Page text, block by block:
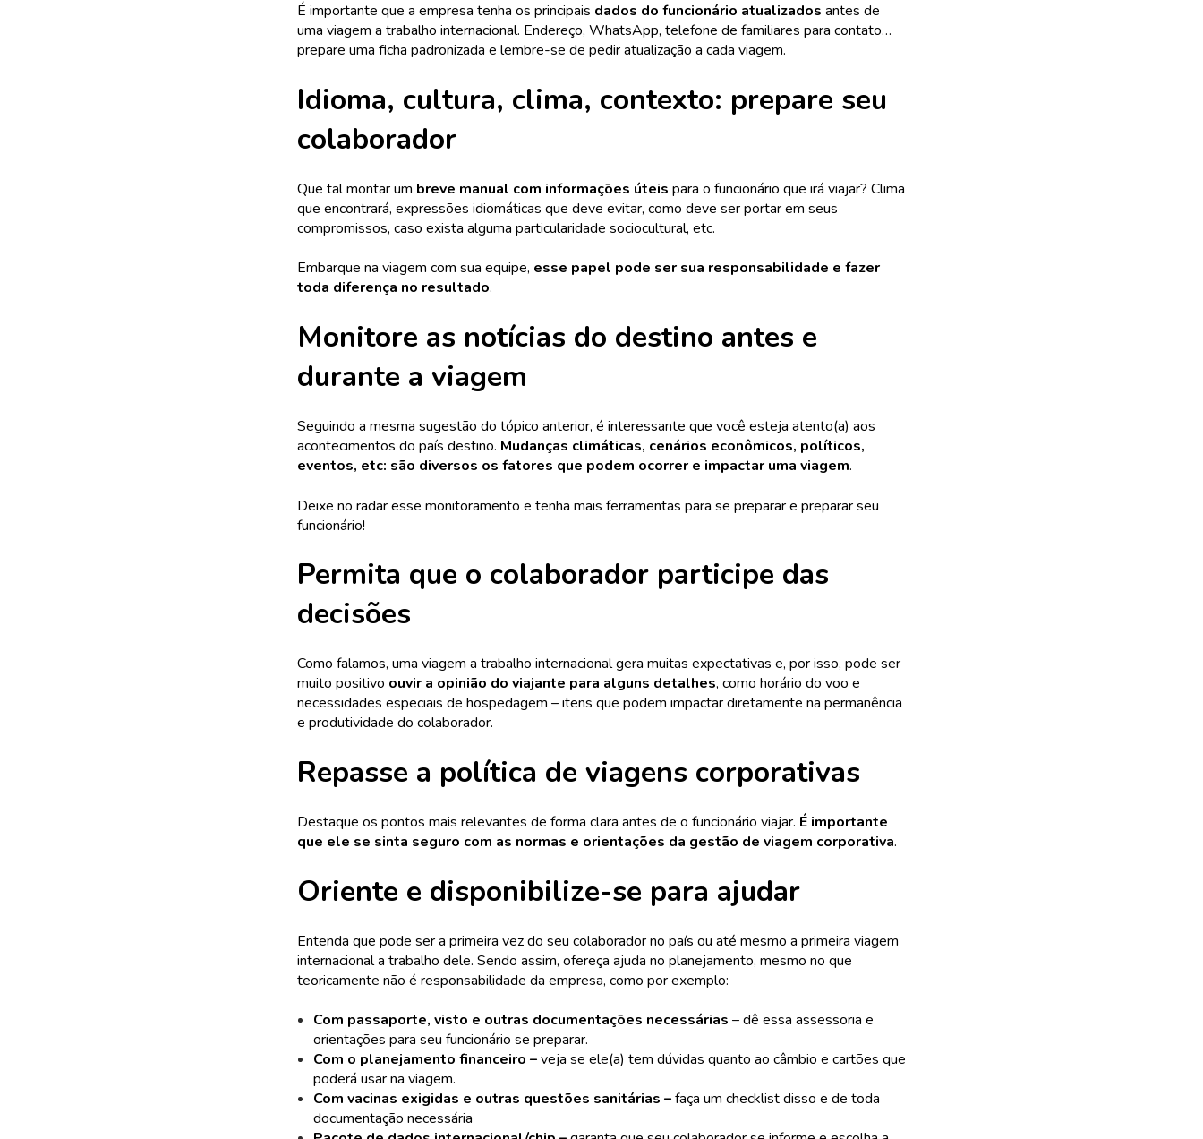
É importante que a empresa tenha os principais dados do funcionário atualizados antes de
uma viagem a trabalho internacional. Endereço, WhatsApp, telefone de familiares para contato…
prepare uma ficha padronizada e lembre-se de pedir atualização a cada viagem.
Idioma, cultura, clima, contexto: prepare seu
colaborador
Que tal montar um breve manual com informações úteis para o funcionário que irá viajar? Clima
que encontrará, expressões idiomáticas que deve evitar, como deve ser portar em seus
compromissos, caso exista alguma particularidade sociocultural, etc.
Embarque na viagem com sua equipe, esse papel pode ser sua responsabilidade e fazer
toda diferença no resultado.
Monitore as notícias do destino antes e
durante a viagem
Seguindo a mesma sugestão do tópico anterior, é interessante que você esteja atento(a) aos
acontecimentos do país destino. Mudanças climáticas, cenários econômicos, políticos,
eventos, etc: são diversos os fatores que podem ocorrer e impactar uma viagem.
Deixe no radar esse monitoramento e tenha mais ferramentas para se preparar e preparar seu
funcionário!
Permita que o colaborador participe das
decisões
Como falamos, uma viagem a trabalho internacional gera muitas expectativas e, por isso, pode ser
muito positivo ouvir a opinião do viajante para alguns detalhes, como horário do voo e
necessidades especiais de hospedagem – itens que podem impactar diretamente na permanência
e produtividade do colaborador.
Repasse a política de viagens corporativas
Destaque os pontos mais relevantes de forma clara antes de o funcionário viajar. É importante
que ele se sinta seguro com as normas e orientações da gestão de viagem corporativa.
Oriente e disponibilize-se para ajudar
Entenda que pode ser a primeira vez do seu colaborador no país ou até mesmo a primeira viagem
internacional a trabalho dele. Sendo assim, ofereça ajuda no planejamento, mesmo no que
teoricamente não é responsabilidade da empresa, como por exemplo:
Com passaporte, visto e outras documentações necessárias – dê essa assessoria e
orientações para seu funcionário se preparar.
Com o planejamento financeiro –veja se ele(a) tem dúvidas quanto ao câmbio e cartões que
poderá usar na viagem.
Com vacinas exigidas e outras questões sanitárias –faça um checklist disso e de toda
documentação necessária